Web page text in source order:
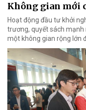
Không gian mới
Hoạt động đầu tư khởi
trương, quyết sách mạnh
một không gian rộng lớn